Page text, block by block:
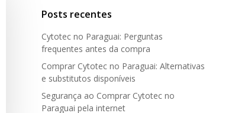
Posts recentes
Cytotec no Paraguai: Perguntas
frequentes antes da compra
Comprar Cytotec no Paraguai: Alternativas
e substitutos disponíveis
Segurança ao Comprar Cytotec no
Paraguai pela internet